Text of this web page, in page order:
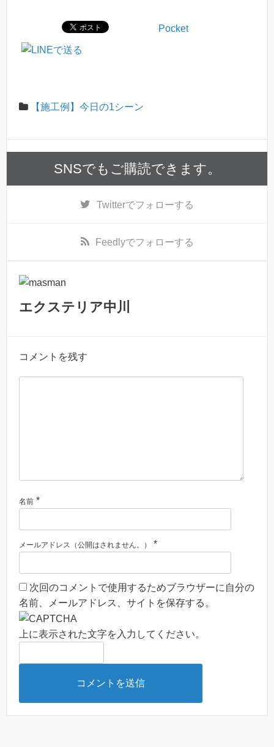
Pocket
【施工例】今日の1シーン
SNSでもご購読できます。
Twitterでフォローする
Feedlyでフォローする
エクステリア中川
コメントを残す
名前 *
メールアドレス（公開はされません。） *
次回のコメントで使用するためブラウザーに自分の
名前、メールアドレス、サイトを保存する。
上に表示された文字を入力してください。